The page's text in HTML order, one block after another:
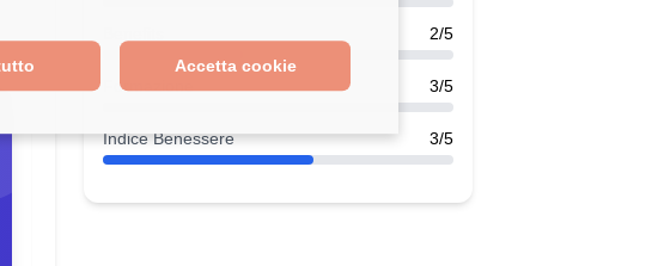
Accetta cookie
2/5
Formazione 3/5
Indice Benessere 3/5